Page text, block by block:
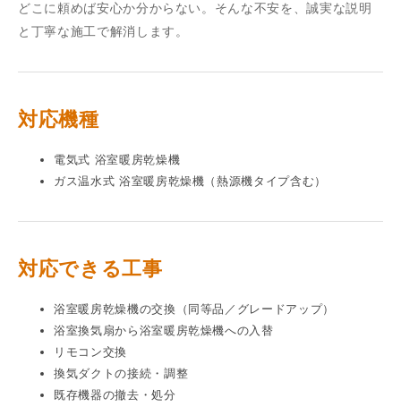
どこに頼めば安心か分からない。そんな不安を、誠実な説明
と丁寧な施工で解消します。
対応機種
電気式 浴室暖房乾燥機
ガス温水式 浴室暖房乾燥機（熱源機タイプ含む）
対応できる工事
浴室暖房乾燥機の交換（同等品／グレードアップ）
浴室換気扇から浴室暖房乾燥機への入替
リモコン交換
換気ダクトの接続・調整
既存機器の撤去・処分